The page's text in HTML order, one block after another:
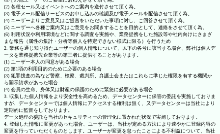
(2) 各種セール又はイベントへのご案内を送付させて頂く為。
(3) 電子メール配信サービスのお申し込みの確認及び電子メールを配信させて頂く為。
(4) ユーザーよりご意見又はご提言をいただいた事項に対し、ご回答させて頂く為。
(5) ユーザーへ各種ご案内又はご意見をお聞きすることを目的として、連絡をさせて頂く為。
(6) 利用状況や利用環境などに関する調査を実施や、業務提携をした施設等や社内向けにさまざ
まな報告（属性の集計・分析等個人を特定できない様式に限る）を行うため
2. 業務を通じ知り得たユーザーの個人情報について、以下の各号に該当する場合、弊社は個人デ
ータを業務提携先企業等の第三者に提供することがあります。
(1) ユーザー本人の同意がある場合
(2) 第1項の利用目的のために必要のある場合
(3) 犯罪捜査の為など警察、検察、裁判所、弁護士会またはこれらに準じた権限を有する機関か
ら開示請求があった場合
(4) 会員の生命、身体又は財産の保護のために緊急に必要がある場合
3. 収集した個人情報をより安全性を高めるため、データセンターに保管の委託を実施しておりま
すが、データセンターでは個人情報にアクセスする権利は無く、又データセンターは当社により
定期的に監督をしております。
データ処理の委託を当社のセキュリティーの管理化に置かれた状況で実施しております。
4. 登録した情報に変更があった場合、ユーザーは、当社が定める方法により速やかに登録内容の
変更を行っていただくものとします。ユーザーが変更を怠ったことによる不利益について、当社